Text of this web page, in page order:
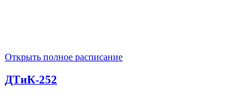
Открыть полное расписание
ДТиК-252